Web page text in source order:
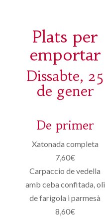
Plats per
emportar
Dissabte, 25
de gener
De primer
Xatonada completa
7,60€
Carpaccio de vedella
amb ceba confitada, oli
de farigola i parmesà
8,60€